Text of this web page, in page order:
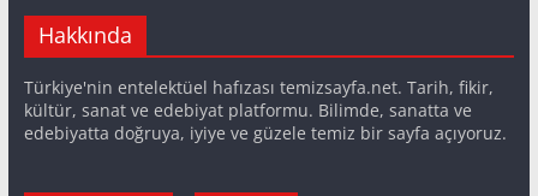
Hakkında
Türkiye'nin entelektüel hafızası temizsayfa.net. Tarih, fikir,
kültür, sanat ve edebiyat platformu. Bilimde, sanatta ve
edebiyatta doğruya, iyiye ve güzele temiz bir sayfa açıyoruz.